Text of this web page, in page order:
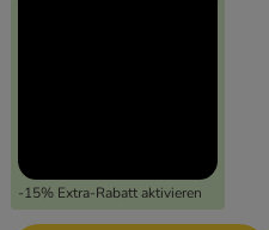
-15% Extra-Rabatt aktivieren